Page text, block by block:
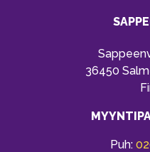
36450
Puh: